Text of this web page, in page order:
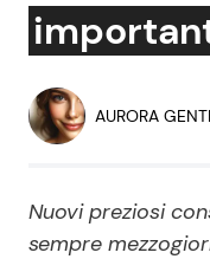
Dal Mondo
Economia
Persone Scomparse
Politica
AURORA
Nuovi preziosi
sempre